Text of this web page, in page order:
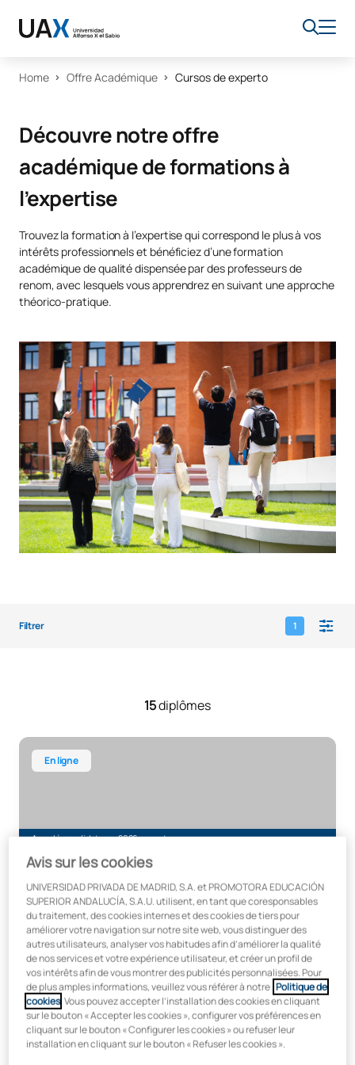
Home Offre Académique Cursos de experto
Découvre notre offre
académique de formations à
l’expertise
Trouvez la formation à l’expertise qui correspond le plus à vos
intérêts professionnels et bénéficiez d’une formation
académique de qualité dispensée par des professeurs de
renom, avec lesquels vous apprendrez en suivant une approche
théorico-pratique.
Filtrer 1
15diplômes
En ligne
Appel à candidatures 2026 ouvert
Expert en endodontie avancée intégrale
Début:
Octobre
Durée:
12 mois
Expert en endodontie avancée intégrale
Programme avancé en gestion d'entreprise et économie
Avis sur les cookies
UNIVERSIDAD PRIVADA DE MADRID, S.A. et PROMOTORA EDUCACIÓN
SUPERIOR ANDALUCÍA, S.A.U. utilisent, en tant que coresponsables
du traitement, des cookies internes et des cookies de tiers pour
améliorer votre navigation sur notre site web, vous distinguer des
autres utilisateurs, analyser vos habitudes afin d’améliorer la qualité
de nos services et votre expérience utilisateur, et créer un profil de
vos intérêts afin de vous montrer des publicités personnalisées. Pour
de plus amples informations, veuillez vous référer à notre Politique de
cookies . Vous pouvez accepter l’installation des cookies en cliquant
sur le bouton « Accepter les cookies », configurer vos préférences en
cliquant sur le bouton « Configurer les cookies » ou refuser leur
installation en cliquant sur le bouton « Refuser les cookies ».